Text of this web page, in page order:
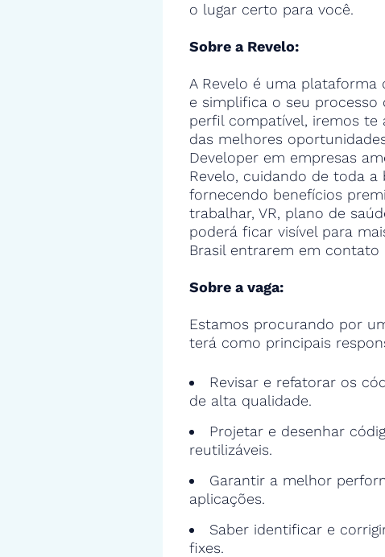
o lugar certo para você.
Sobre a Revelo:
A Revelo é uma
e simplifica o seu processo
perfil compatível, iremos te
das melhores
Developer em empresas
Revelo, cuidando de toda
fornecendo benefícios
trabalhar, VR, plano de
poderá ficar visível para
Brasil entrarem em contato
Sobre a vaga:
Estamos procurando por
terá como principais
Revisar e refatorar os
de alta qualidade.
Projetar e desenhar
reutilizáveis.
Garantir a melhor
aplicações.
Saber identificar e
fixes.